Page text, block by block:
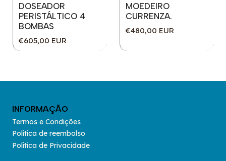
DOSEADOR
PERISTÁLTICO 4
BOMBAS
€605,00 EUR
MOEDEIRO
CURRENZA.
€480,00 EUR
INFORMAÇÃO
Termos e Condições
Politica de reembolso
Política de Privacidade